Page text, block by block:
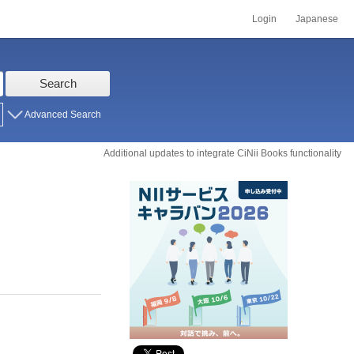
Login Japanese
Search
Advanced Search
Additional updates to integrate CiNii Books functionality